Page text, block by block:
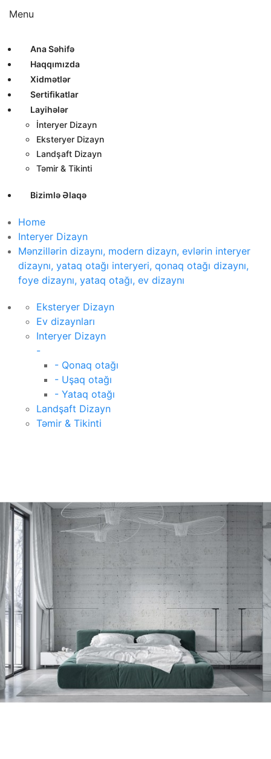
Menu
Ana Səhifə
Haqqımızda
Xidmətlər
Sertifikatlar
Layihələr
İnteryer Dizayn
Eksteryer Dizayn
Landşaft Dizayn
Təmir & Tikinti
Bizimlə Əlaqə
Home
Interyer Dizayn
Mənzillərin dizaynı, modern dizayn, evlərin interyer
dizaynı, yataq otağı interyeri, qonaq otağı dizaynı,
foye dizaynı, yataq otağı, ev dizaynı
Eksteryer Dizayn
Ev dizaynları
Interyer Dizayn
-
- Qonaq otağı
- Uşaq otağı
- Yataq otağı
Landşaft Dizayn
Təmir & Tikinti